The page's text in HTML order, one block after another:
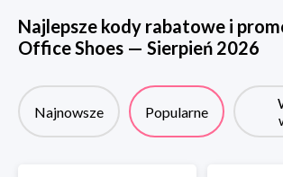
Najlepsze kody rabatowe i
Office Shoes — Sierpień 2026
Najnowsze Popularne